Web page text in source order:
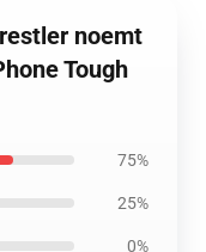
noemt
Tough
75%
25%
0%